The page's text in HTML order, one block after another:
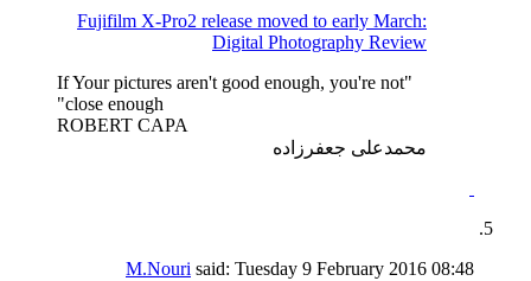
Fujifilm X-Pro2 release moved to early March:
Digital Photography Review
"If Your pictures aren't good enough, you're not
close enough"
ROBERT CAPA
محمدعلی جعفرزاده
M.Nouri said: Tuesday 9 February 2016 08:48